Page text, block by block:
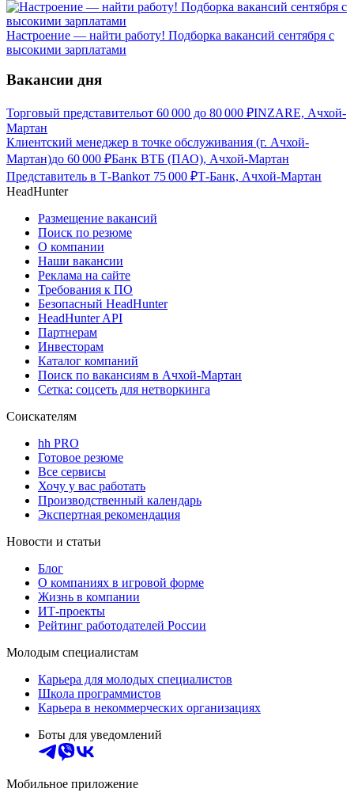
Настроение — найти работу! Подборка вакансий сентября с
высокими зарплатами
Вакансии дня
Торговый представительот 60 000 до 80 000 ₽INZARE, Ачхой-
Мартан
Клиентский менеджер в точке обслуживания (г. Ачхой-
Мартан)до 60 000 ₽Банк ВТБ (ПАО), Ачхой-Мартан
Представитель в Т-Bankот 75 000 ₽Т-Банк, Ачхой-Мартан
HeadHunter
Размещение вакансий
Поиск по резюме
О компании
Наши вакансии
Реклама на сайте
Требования к ПО
Безопасный HeadHunter
HeadHunter API
Партнерам
Инвесторам
Каталог компаний
Поиск по вакансиям в Ачхой-Мартан
Сетка: соцсеть для нетворкинга
Соискателям
hh PRO
Готовое резюме
Все сервисы
Хочу у вас работать
Производственный календарь
Экспертная рекомендация
Новости и статьи
Блог
О компаниях в игровой форме
Жизнь в компании
ИТ-проекты
Рейтинг работодателей России
Молодым специалистам
Карьера для молодых специалистов
Школа программистов
Карьера в некоммерческих организациях
Боты для уведомлений
Мобильное приложение